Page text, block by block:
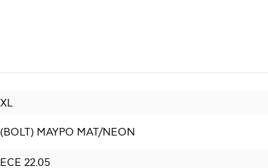
XL
(BOLT) ΜΑΥΡΟ ΜΑΤ/ΝΕΟΝ
ECE 22.05